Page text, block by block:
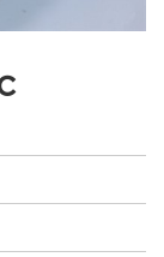
GIÁ: